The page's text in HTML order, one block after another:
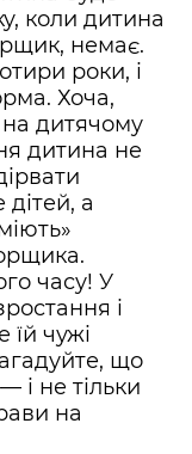
коли дитина
немає.
роки, і
Хоча,
на дитячому
дитина не
дітей, а
часу! У
і
їй чужі
що
і не тільки
на